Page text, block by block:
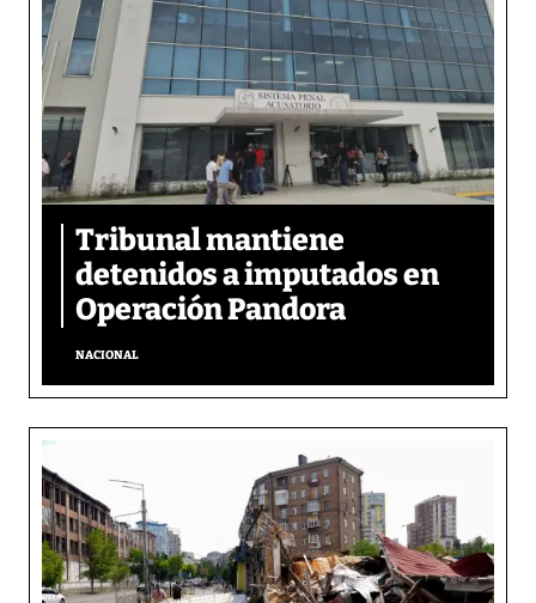
Tribunal mantiene
detenidos a imputados en
Operación Pandora
NACIONAL